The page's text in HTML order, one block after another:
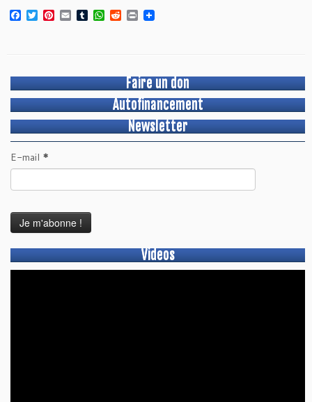
Facebook
TwitterPinterest
EmailTumblrWhatsApp
Reddit
Print
Faire un don
Autofinancement
Newsletter
E-mail *
Videos